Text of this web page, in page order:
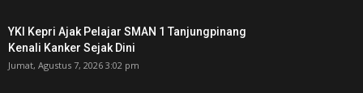
YKI Kepri Ajak Pelajar SMAN 1 Tanjungpinang
Kenali Kanker Sejak Dini
Jumat, Agustus 7, 2026 3:02 pm